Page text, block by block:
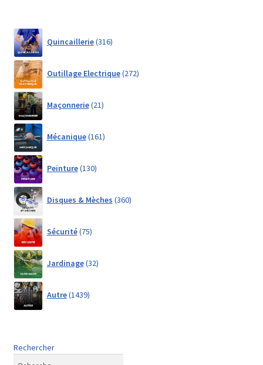
Quincaillerie 316products
Outillage Electrique 272products
Maçonnerie 21products
Mécanique 161products
Peinture 130products
Disques & Mèches 360products
Sécurité 75products
Jardinage 32products
Autre 1439products
Rechercher